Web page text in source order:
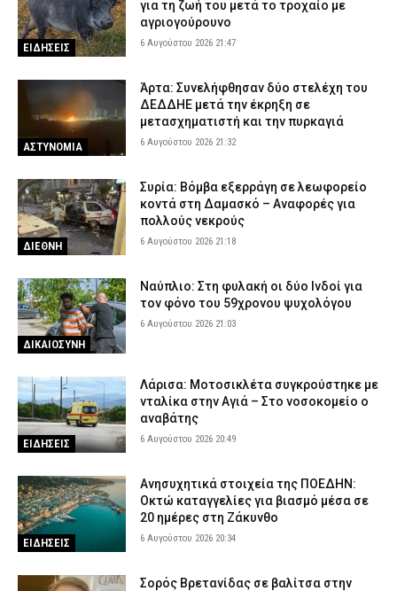
ΕΙΔΗΣΕΙΣ 6 Αυγούστου 2026 15:48
Φωτιά στην περιοχή Κολυμπάδα στην Σκύρο – Ισχυρή
κινητοποίηση της Πυροσβεστικής
Κόρινθος: Άνδρας έσπασε τζαμαρία καταστήματος με πλάκα
πεζοδρομίου – Δείτε βίντεο
ΑΣΤΥΝΟΜΙΑ 6 Αυγούστου 2026 15:07
Τροχαίο στον Πύργο: Τραυματίστηκε σοβαρά ντελιβεράς μετά
από σφοδρή σύγκρουσης μηχανής με ΙΧ
ΕΙΔΗΣΕΙΣ 6 Αυγούστου 2026 14:58
ΕΙΔΗΣΕΙΣ
για τη ζωή του μετά το τροχαίο με
αγριογούρουνο
6 Αυγούστου 2026 21:47
ΑΣΤΥΝΟΜΙΑ
Άρτα: Συνελήφθησαν δύο στελέχη του
ΔΕΔΔΗΕ μετά την έκρηξη σε
μετασχηματιστή και την πυρκαγιά
6 Αυγούστου 2026 21:32
ΔΙΕΘΝΗ
Συρία: Βόμβα εξερράγη σε λεωφορείο
κοντά στη Δαμασκό – Αναφορές για
πολλούς νεκρούς
6 Αυγούστου 2026 21:18
ΔΙΚΑΙΟΣΥΝΗ
Ναύπλιο: Στη φυλακή οι δύο Ινδοί για
τον φόνο του 59χρονου ψυχολόγου
6 Αυγούστου 2026 21:03
ΕΙΔΗΣΕΙΣ
Λάρισα: Μοτοσικλέτα συγκρούστηκε με
νταλίκα στην Αγιά – Στο νοσοκομείο ο
αναβάτης
6 Αυγούστου 2026 20:49
ΕΙΔΗΣΕΙΣ
Ανησυχητικά στοιχεία της ΠΟΕΔΗΝ:
Οκτώ καταγγελίες για βιασμό μέσα σε
20 ημέρες στη Ζάκυνθο
6 Αυγούστου 2026 20:34
Σορός Βρετανίδας σε βαλίτσα στην